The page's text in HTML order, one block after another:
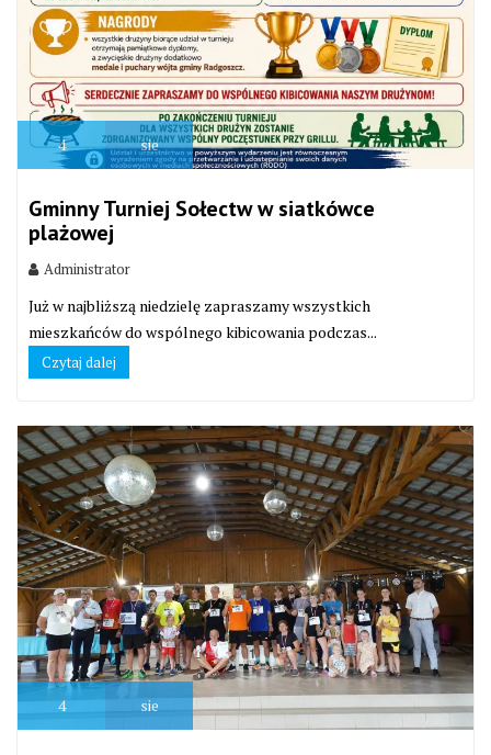
4 sie
Gminny Turniej Sołectw w siatkówce
plażowej
Administrator
Już w najbliższą niedzielę zapraszamy wszystkich
mieszkańców do wspólnego kibicowania podczas...
Czytaj dalej
4 sie